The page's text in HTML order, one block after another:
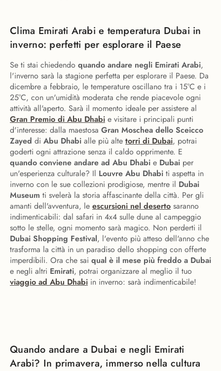
Clima Emirati Arabi e temperatura Dubai in
inverno: perfetti per esplorare il Paese
Se ti stai chiedendo quando andare negli Emirati Arabi,
l'inverno sarà la stagione perfetta per esplorare il Paese. Da
dicembre a febbraio, le temperature oscillano tra i 15°C e i
25°C, con un'umidità moderata che rende piacevole ogni
attività all'aperto. Sarà il momento ideale per assistere al
Gran Premio di Abu Dhabi e visitare i principali punti
d'interesse: dalla maestosa Gran Moschea dello Sceicco
Zayed di Abu Dhabi alle più alte torri di Dubai, potrai
goderti ogni attrazione senza il caldo opprimente. E
quando conviene andare ad Abu Dhabi e Dubai per
un'esperienza culturale? Il Louvre Abu Dhabi ti aspetta in
inverno con le sue collezioni prodigiose, mentre il Dubai
Museum ti svelerà la storia affascinante della città. Per gli
amanti dell'avventura, le escursioni nel deserto saranno
indimenticabili: dal safari in 4x4 sulle dune al campeggio
sotto le stelle, ogni momento sarà magico. Non perderti il
Dubai Shopping Festival, l'evento più atteso dell'anno che
trasforma la città in un paradiso dello shopping con offerte
imperdibili. Ora che sai qual è il mese più freddo a Dubai
e negli altri Emirati, potrai organizzare al meglio il tuo
viaggio ad Abu Dhabi in inverno: sarà indimenticabile!
Quando andare a Dubai e negli Emirati
Arabi? In primavera, immerso nella cultura